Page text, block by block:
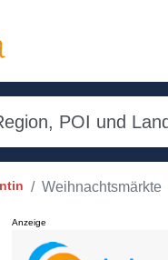
Weihnachtsmärkte
Anzeige